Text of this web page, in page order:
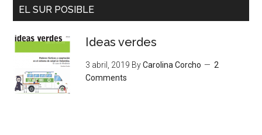
EL SUR POSIBLE
Ideas verdes
3 abril, 2019 ByCarolina Corcho
2
Comments